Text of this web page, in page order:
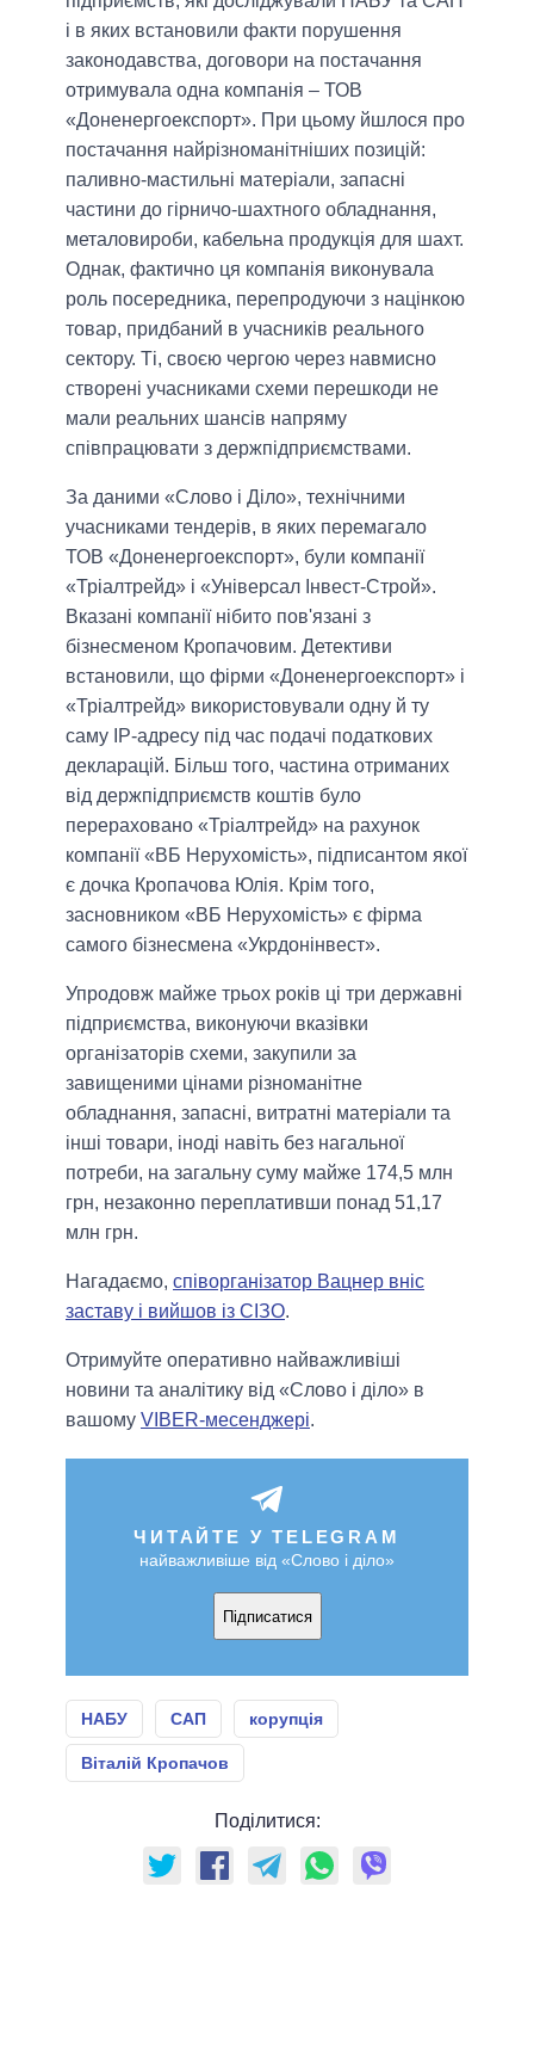
і в яких встановили факти порушення
законодавства, договори на постачання
отримувала одна компанія – ТОВ
«Доненергоекспорт». При цьому йшлося про
постачання найрізноманітніших позицій:
паливно-мастильні матеріали, запасні
частини до гірничо-шахтного обладнання,
металовироби, кабельна продукція для шахт.
Однак, фактично ця компанія виконувала
роль посередника, перепродуючи з націнкою
товар, придбаний в учасників реального
сектору. Ті, своєю чергою через навмисно
створені учасниками схеми перешкоди не
мали реальних шансів напряму
співпрацювати з держпідприємствами.
За даними «Слово і Діло», технічними
учасниками тендерів, в яких перемагало
ТОВ «Доненергоекспорт», були компанії
«Тріалтрейд» і «Універсал Інвест-Строй».
Вказані компанії нібито пов'язані з
бізнесменом Кропачовим. Детективи
встановили, що фірми «Доненергоекспорт» і
«Тріалтрейд» використовували одну й ту
саму IP-адресу під час подачі податкових
декларацій. Більш того, частина отриманих
від держпідприємств коштів було
перераховано «Тріалтрейд» на рахунок
компанії «ВБ Нерухомість», підписантом якої
є дочка Кропачова Юлія. Крім того,
засновником «ВБ Нерухомість» є фірма
самого бізнесмена «Укрдонінвест».
Упродовж майже трьох років ці три державні
підприємства, виконуючи вказівки
організаторів схеми, закупили за
завищеними цінами різноманітне
обладнання, запасні, витратні матеріали та
інші товари, іноді навіть без нагальної
потреби, на загальну суму майже 174,5 млн
грн, незаконно переплативши понад 51,17
млн грн.
Нагадаємо, співорганізатор Вацнер вніс
заставу і вийшов із СІЗО.
Отримуйте оперативно найважливіші
новини та аналітику від «Слово і діло» в
вашому VIBER-месенджері.
ЧИТАЙТЕ У TELEGRAM
найважливіше від «Слово і діло»
Підписатися
НАБУ САП корупція
Віталій Кропачов
Поділитися: